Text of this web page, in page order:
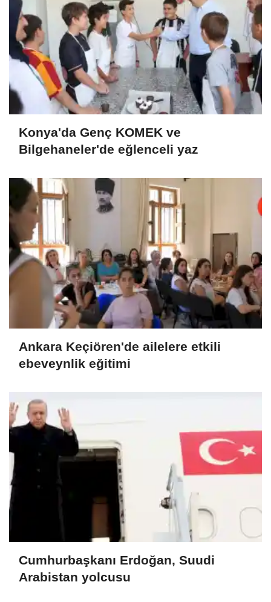
Konya'da Genç KOMEK ve
Bilgehaneler'de eğlenceli yaz
Ankara Keçiören'de ailelere etkili
ebeveynlik eğitimi
Cumhurbaşkanı Erdoğan, Suudi
Arabistan yolcusu